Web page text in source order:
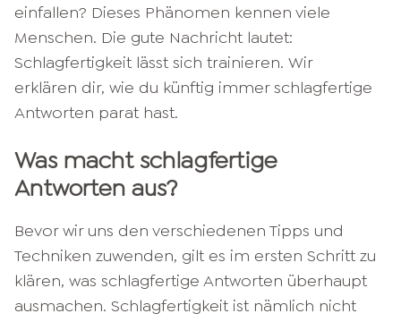
einfallen? Dieses Phänomen kennen viele
Menschen. Die gute Nachricht lautet:
Schlagfertigkeit lässt sich trainieren. Wir
erklären dir, wie du künftig immer schlagfertige
Antworten parat hast.
Was macht schlagfertige
Antworten aus?
Bevor wir uns den verschiedenen Tipps und
Techniken zuwenden, gilt es im ersten Schritt zu
klären, was schlagfertige Antworten überhaupt
ausmachen. Schlagfertigkeit ist nämlich nicht